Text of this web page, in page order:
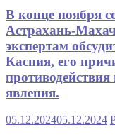
В конце ноября
Астрахань-
экспертам
Каспия, его
противодействия
явления.
05.12.202405.12.2024